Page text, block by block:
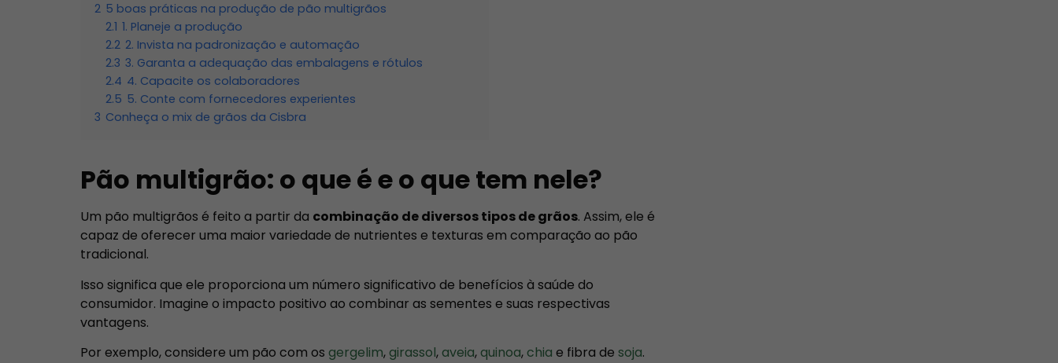
2 5 boas práticas na produção de pão multigrãos
2.1 1. Planeje a produção
2.2 2. Invista na padronização e automação
2.3 3. Garanta a adequação das embalagens e rótulos
2.4 4. Capacite os colaboradores
2.5 5. Conte com fornecedores experientes
3 Conheça o mix de grãos da Cisbra
Pão multigrão: o que é e o que tem nele?
Um pão multigrãos é feito a partir da combinação de diversos tipos de grãos. Assim, ele é
capaz de oferecer uma maior variedade de nutrientes e texturas em comparação ao pão
tradicional.
Isso significa que ele proporciona um número significativo de benefícios à saúde do
consumidor. Imagine o impacto positivo ao combinar as sementes e suas respectivas
vantagens.
Por exemplo, considere um pão com osgergelim,girassol,aveia,quinoa,chia e fibra desoja.